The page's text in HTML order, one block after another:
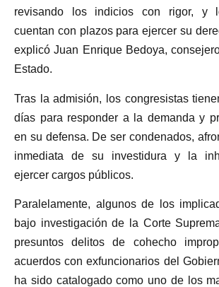
revisando los indicios con rigor, y
cuentan con plazos para ejercer su
explicó Juan Enrique Bedoya,
Estado.
Tras la admisión, los congresistas
días para responder a la demanda y
en su defensa. De ser condenados,
inmediata de su investidura y la
ejercer cargos públicos.
Paralelamente, algunos de los
bajo investigación de la Corte
presuntos delitos de cohecho
acuerdos con exfuncionarios del
ha sido catalogado como uno de los